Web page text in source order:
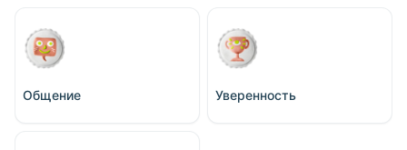
Общение Уверенность